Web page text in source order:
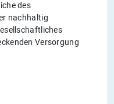
des
nachhaltig
Versorgung